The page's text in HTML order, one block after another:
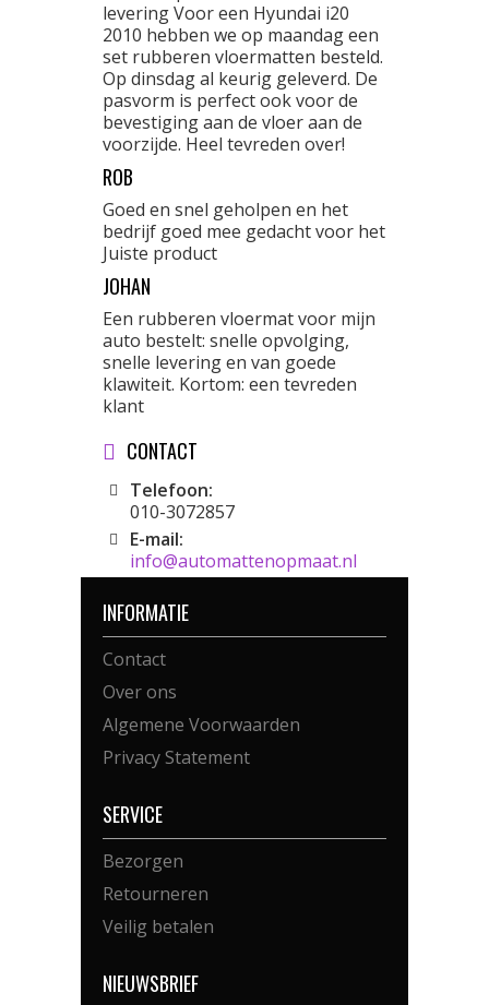
levering Voor een Hyundai i20
2010 hebben we op maandag een
set rubberen vloermatten besteld.
Op dinsdag al keurig geleverd. De
pasvorm is perfect ook voor de
bevestiging aan de vloer aan de
voorzijde. Heel tevreden over!
ROB
Goed en snel geholpen en het
bedrijf goed mee gedacht voor het
Juiste product
JOHAN
Een rubberen vloermat voor mijn
auto bestelt: snelle opvolging,
snelle levering en van goede
klawiteit. Kortom: een tevreden
klant
CONTACT
Telefoon:
010-3072857
E-mail:
info@automattenopmaat.nl
INFORMATIE
Contact
Over ons
Algemene Voorwaarden
Privacy Statement
SERVICE
Bezorgen
Retourneren
Veilig betalen
NIEUWSBRIEF